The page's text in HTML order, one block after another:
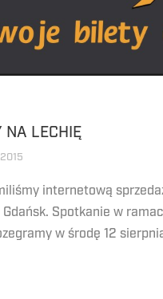
NA LECHIĘ
internetową
Spotkanie w
w środę 12